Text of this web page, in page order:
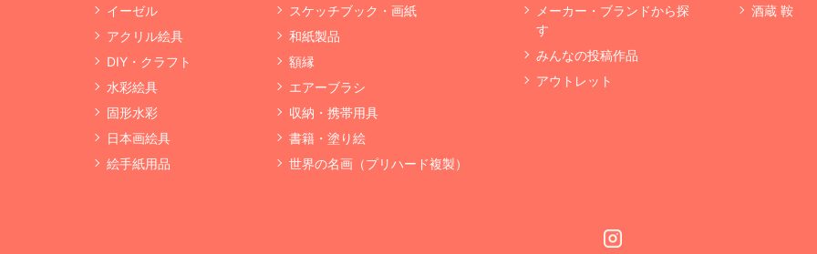
イーゼル
アクリル絵具
DIY・クラフト
水彩絵具
固形水彩
日本画絵具
絵手紙用品
スケッチブック・画紙
和紙製品
額縁
エアーブラシ
収納・携帯用具
書籍・塗り絵
世界の名画（プリハード複製）
メーカー・ブランドから探
す
みんなの投稿作品
アウトレット
酒蔵 鞍